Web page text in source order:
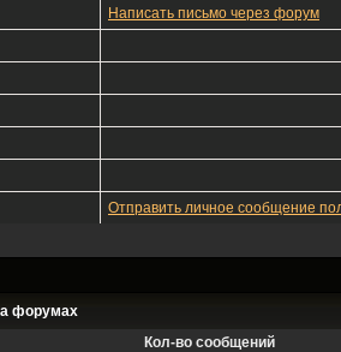
Написать письмо через форум
Отправить личное сообщение
форумах
Кол-во сообщений